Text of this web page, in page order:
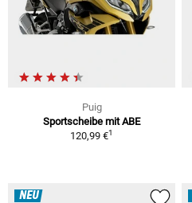
Puig
Sportscheibe mit ABE
120,99 €1
NEU